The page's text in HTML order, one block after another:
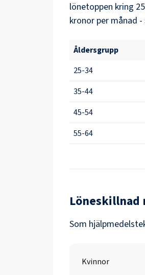
lönetoppen kring
kronor per månad
Åldersgrupp
25-34
35-44
45-54
55-64
Löneskillnad
Som
Kvinnor